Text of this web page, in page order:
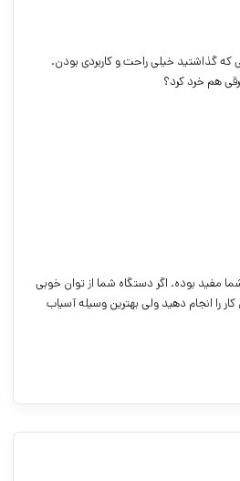
که گذاشتید خیلی راحت و کاربردی بودن.
هم خرد کرد؟
مفید بوده. اگر دستگاه شما از توان خوبی
را انجام دهید ولی بهترین وسیله آسیاب